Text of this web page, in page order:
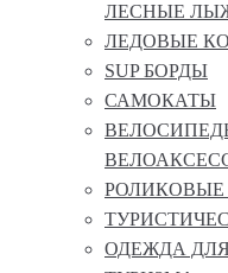
ЛЕСНЫЕ
ЛЕДОВЫЕ
SUP БОРДЫ
САМОКАТЫ
РОЛИКОВЫЕ
ОДЕЖДА